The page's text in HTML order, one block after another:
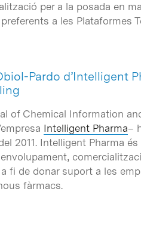
per a la posada en
a les Plataformes
Pardo d’Intelligent
of Chemical Information
Intelligent Pharma–
2011. Intelligent Pharma
fi de donar suport a les
fàrmacs.